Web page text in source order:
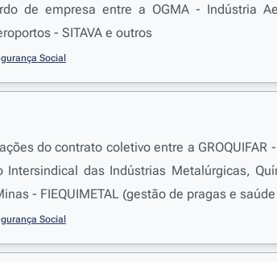
de empresa entre a OGMA - Indústria
- SITAVA e outros
Social
do contrato coletivo entre a
Intersindical das Indústrias Metalúrgicas,
- FIEQUIMETAL (gestão de pragas e
Social